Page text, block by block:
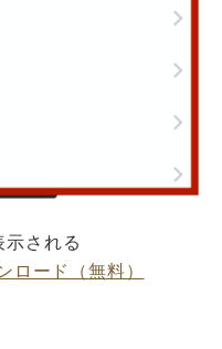
される
ード（無料）